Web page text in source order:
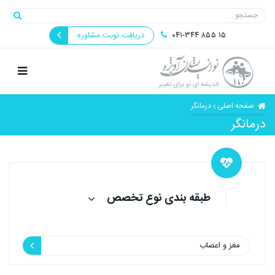
۰۴۱-۳۴۴ ۸۵۵ ۱۵ دریافت نوبت مشاوره
صفحه اصلی درمانگر
درمانگر
طبقه بندی نوع تخصص
مغز و اعصاب